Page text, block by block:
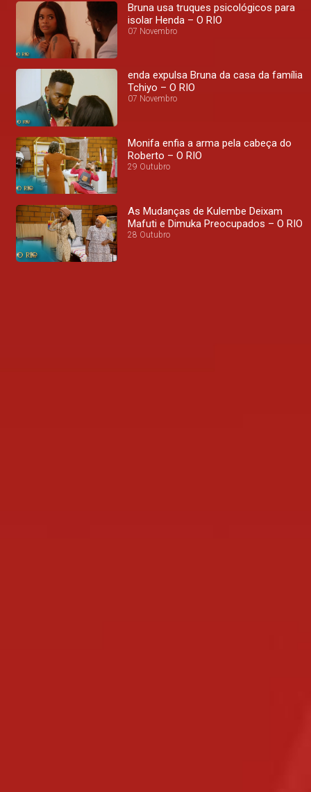
Bruna usa truques psicológicos para
isolar Henda – O RIO
07 Novembro
enda expulsa Bruna da casa da família
Tchiyo – O RIO
07 Novembro
Monifa enfia a arma pela cabeça do
Roberto – O RIO
29 Outubro
As Mudanças de Kulembe Deixam
Mafuti e Dimuka Preocupados – O RIO
28 Outubro